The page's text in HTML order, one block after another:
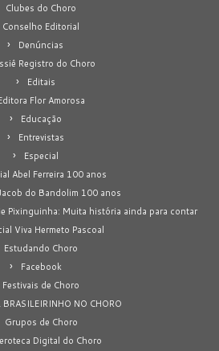
Clubes do Choro
Conselho Editorial
Denúncias
Registro do Choro
Editais
Flor Amorosa
Educação
Entrevistas
Especial
Abel Ferreira 100 anos
do Bandolim 100 anos
Pixinguinha: Muita história ainda para contar
Viva Hermeto Pascoal
Estudando Choro
Facebook
Festivais de Choro
BRASILEIRINHO NO CHORO
Grupos de Choro
Digital do Choro